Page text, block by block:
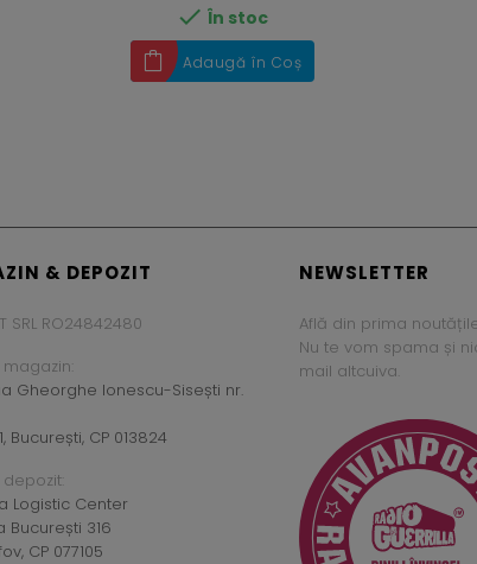
 În stoc
Adaugă în Coș
& DEPOZIT
SRL RO24842480
Gheorghe Ionescu-Sisești nr.
București, CP 013824
Logistic Center
București 316
CP 077105
NEWSLETTER
Află din prima
Nu te vom spama și
mail altcuiva.